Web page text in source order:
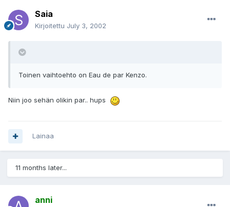
Saia
Kirjoitettu July 3, 2002
Toinen vaihtoehto on Eau de par Kenzo.
Niin joo sehän olikin par.. hups
Lainaa
11 months later...
anni